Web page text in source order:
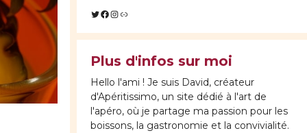
Twitter
Facebook
Instagram
Lien
Plus d'infos sur moi
Hello l'ami ! Je suis David, créateur
d'Apéritissimo, un site dédié à l'art de
l'apéro, où je partage ma passion pour les
boissons, la gastronomie et la convivialité.